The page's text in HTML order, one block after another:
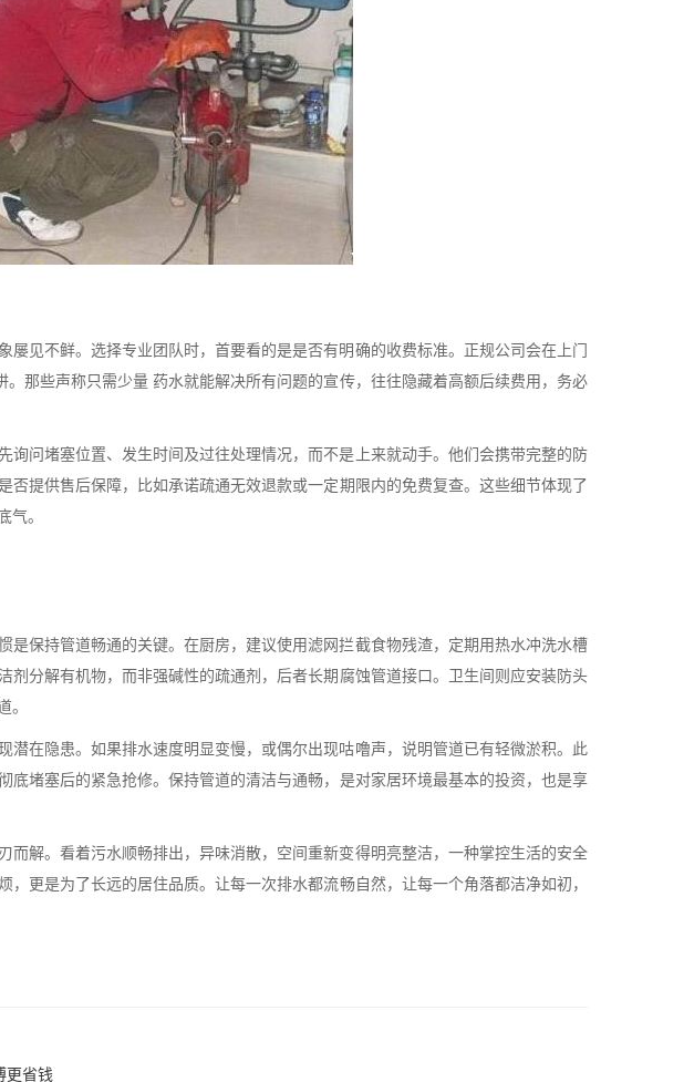
屡见不鲜。选择专业团队时，首要看的是是否有明确的收费标准。正规公司会在上门
那些声称只需少量 药水就能解决所有问题的宣传，往往隐藏着高额后续费用，务必
询问堵塞位置、发生时间及过往处理情况，而不是上来就动手。他们会携带完整的防
提供售后保障，比如承诺疏通无效退款或一定期限内的免费复查。这些细节体现了
。
是保持管道畅通的关键。在厨房，建议使用滤网拦截食物残渣，定期用热水冲洗水槽
剂分解有机物，而非强碱性的疏通剂，后者长期腐蚀管道接口。卫生间则应安装防头
潜在隐患。如果排水速度明显变慢，或偶尔出现咕噜声，说明管道已有轻微淤积。此
底堵塞后的紧急抢修。保持管道的清洁与通畅，是对家居环境最基本的投资，也是享
而解。看着污水顺畅排出，异味消散，空间重新变得明亮整洁，一种掌控生活的安全
更是为了长远的居住品质。让每一次排水都流畅自然，让每一个角落都洁净如初，
更省钱